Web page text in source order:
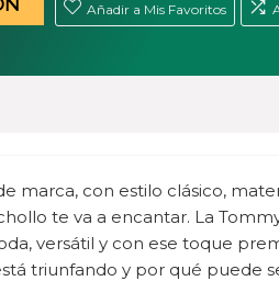
Añadir a Mis Favoritos
marca, con estilo clásico,
te va a encantar. La
versátil y con ese toque
triunfando y por qué puede